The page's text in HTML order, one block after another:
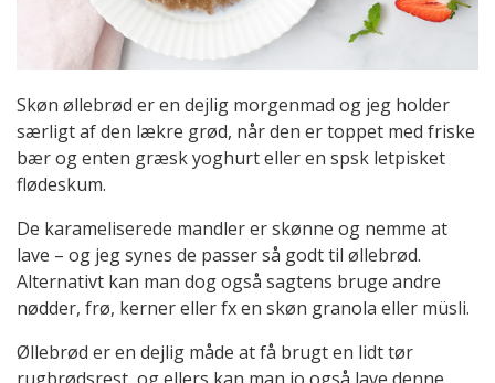
Skøn øllebrød er en dejlig morgenmad og jeg holder
særligt af den lækre grød, når den er toppet med friske
bær og enten græsk yoghurt eller en spsk letpisket
flødeskum.
De karameliserede mandler er skønne og nemme at
lave – og jeg synes de passer så godt til øllebrød.
Alternativt kan man dog også sagtens bruge andre
nødder, frø, kerner eller fx en skøn granola eller müsli.
Øllebrød er en dejlig måde at få brugt en lidt tør